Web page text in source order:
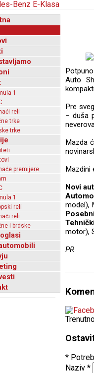
1
reli
trke
trke
premijere
1
reli
reli
i brdske
Auto
Pre
– duša
Mazda
Mazdini
Novi
model),
motor),
PR
*
Naziv *